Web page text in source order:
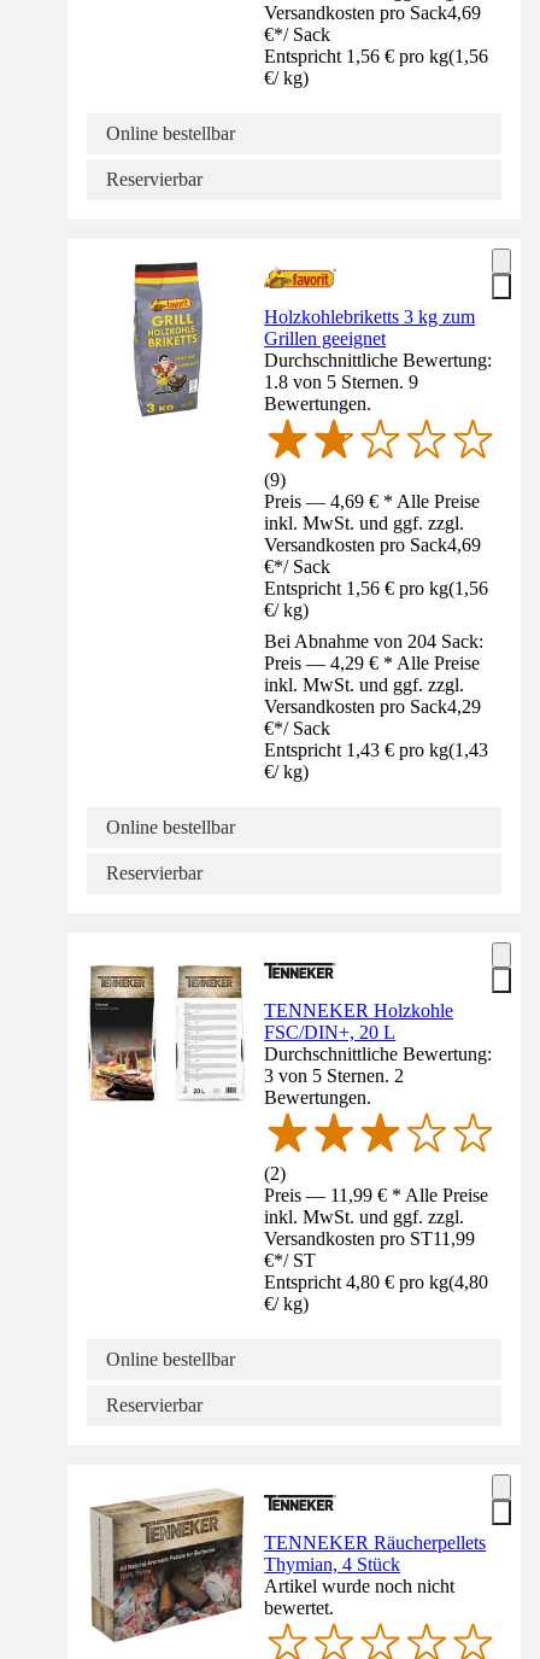
Versandkosten pro Sack4,69
€*/ Sack
Entspricht 1,56 € pro kg(1,56
€/ kg)
Online bestellbar
Reservierbar
Holzkohlebriketts 3 kg zum
Grillen geeignet
Durchschnittliche Bewertung:
1.8 von 5 Sternen. 9
Bewertungen.
(9)
Preis — 4,69 € * Alle Preise
inkl. MwSt. und ggf. zzgl.
Versandkosten pro Sack4,69
€*/ Sack
Entspricht 1,56 € pro kg(1,56
€/ kg)
Bei Abnahme von 204 Sack:
Preis — 4,29 € * Alle Preise
inkl. MwSt. und ggf. zzgl.
Versandkosten pro Sack4,29
€*/ Sack
Entspricht 1,43 € pro kg(1,43
€/ kg)
Online bestellbar
Reservierbar
TENNEKER Holzkohle
FSC/DIN+, 20 L
Durchschnittliche Bewertung:
3 von 5 Sternen. 2
Bewertungen.
(2)
Preis — 11,99 € * Alle Preise
inkl. MwSt. und ggf. zzgl.
Versandkosten pro ST11,99
€*/ ST
Entspricht 4,80 € pro kg(4,80
€/ kg)
Online bestellbar
Reservierbar
TENNEKER Räucherpellets
Thymian, 4 Stück
Artikel wurde noch nicht
bewertet.